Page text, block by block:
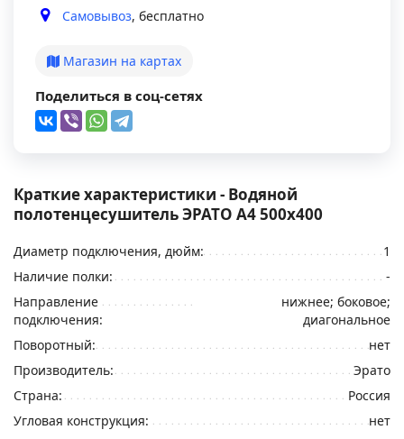
Самовывоз, бесплатно
Магазин на картах
Поделиться в соц-сетях
Краткие характеристики - Водяной
полотенцесушитель ЭРАТО А4 500x400
Диаметр подключения, дюйм:
1
Наличие полки:
-
Направление
подключения:
нижнее; боковое;
диагональное
Поворотный:
нет
Производитель:
Эрато
Страна:
Россия
Угловая конструкция:
нет